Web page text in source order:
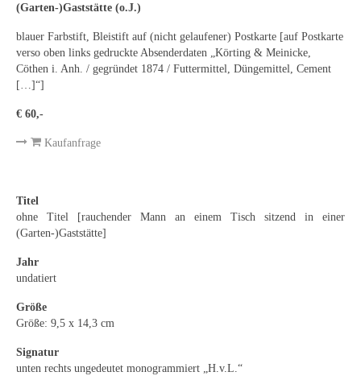
Emma Joos
Weitere Künstler 1900-1945
Helmut Diekmann
Ludwig (Luis) Neu
(Garten-)Gaststätte (o.J.)
blauer Farbstift, Bleistift auf (nicht gelaufener) Postkarte [auf Postkarte
verso oben links gedruckte Absenderdaten „Körting & Meinicke,
Cöthen i. Anh. / gegründet 1874 / Futtermittel, Düngemittel, Cement
[…]“]
€ 60,-
Kaufanfrage
Titel
ohne Titel [rauchender Mann an einem Tisch sitzend in einer
(Garten-)Gaststätte]
Jahr
undatiert
Größe
Größe: 9,5 x 14,3 cm
Signatur
unten rechts ungedeutet monogrammiert „H.v.L.“